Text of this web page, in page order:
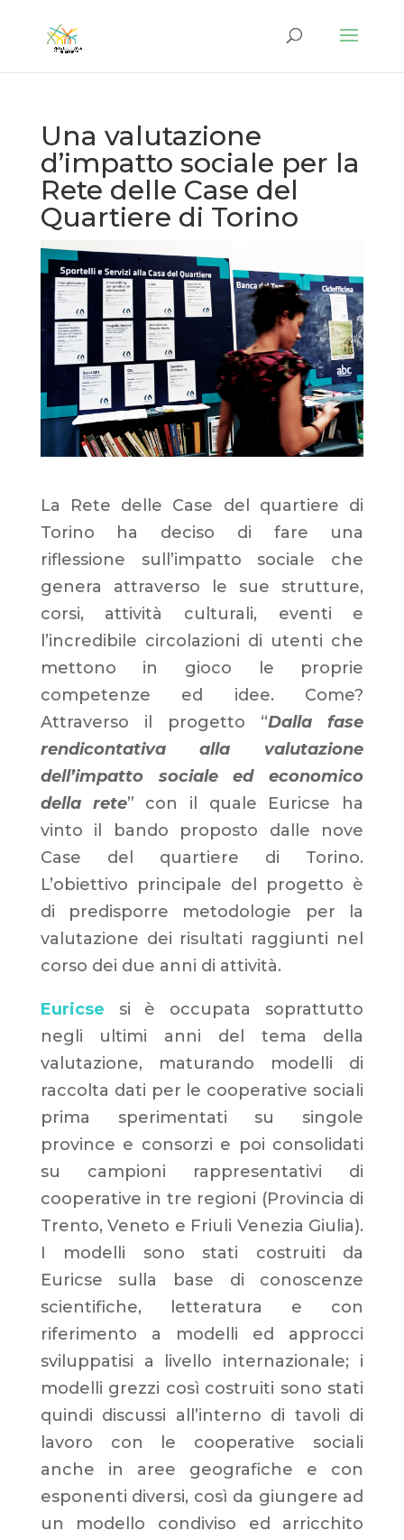
Una valutazione
d’impatto sociale per la
Rete delle Case del
Quartiere di Torino
La Rete delle Case del quartiere di
Torino ha deciso di fare una
riflessione sull’impatto sociale che
genera attraverso le sue strutture,
corsi, attività culturali, eventi e
l’incredibile circolazioni di utenti che
mettono in gioco le proprie
competenze ed idee. Come?
Attraverso il progetto “Dalla fase
rendicontativa alla valutazione
dell’impatto sociale ed economico
della rete” con il quale Euricse ha
vinto il bando proposto dalle nove
Case del quartiere di Torino.
L’obiettivo principale del progetto è
di predisporre metodologie per la
valutazione dei risultati raggiunti nel
corso dei due anni di attività.
Euricse si è occupata soprattutto
negli ultimi anni del tema della
valutazione, maturando modelli di
raccolta dati per le cooperative sociali
prima sperimentati su singole
province e consorzi e poi consolidati
su campioni rappresentativi di
cooperative in tre regioni (Provincia di
Trento, Veneto e Friuli Venezia Giulia).
I modelli sono stati costruiti da
Euricse sulla base di conoscenze
scientifiche, letteratura e con
riferimento a modelli ed approcci
sviluppatisi a livello internazionale; i
modelli grezzi così costruiti sono stati
quindi discussi all’interno di tavoli di
lavoro con le cooperative sociali
anche in aree geografiche e con
esponenti diversi, così da giungere ad
un modello condiviso ed arricchito